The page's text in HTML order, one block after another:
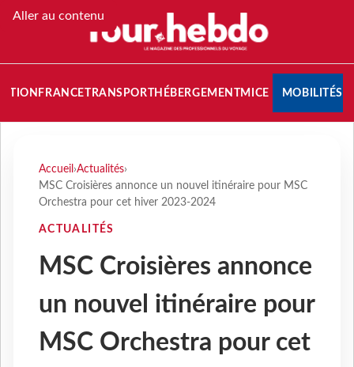
Aller au contenu
FRANCETRANSPORT HÉBERGEMENTMICE MOBILITÉS
Accueil ›Actualités›
MSC Croisières annonce un nouvel itinéraire pour MSC
Orchestra pour cet hiver 2023-2024
ACTUALITÉS
MSC Croisières annonce
un nouvel itinéraire pour
MSC Orchestra pour cet